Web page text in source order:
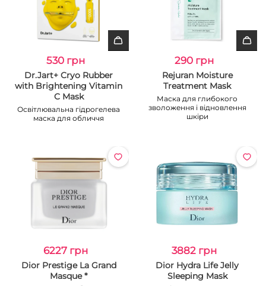
530 грн
Dr.Jart+ Cryo Rubber
with Brightening Vitamin
C Mask
Освітлювальна гідрогелева
маска для обличчя
290 грн
Rejuran Moisture
Treatment Mask
Маска для глибокого
зволоження і відновлення
шкіри
6227 грн
Dior Prestige La Grand
Masque *
3882 грн
Dior Hydra Life Jelly
Sleeping Mask